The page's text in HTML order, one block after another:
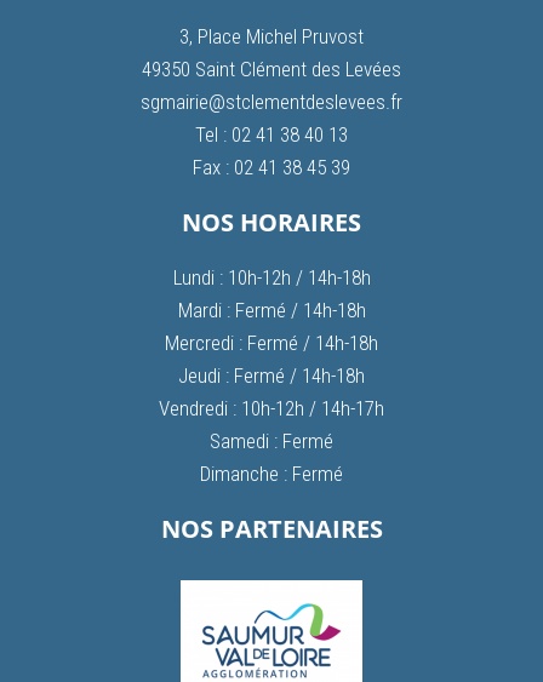
3, Place Michel Pruvost
49350 Saint Clément des Levées
sgmairie@stclementdeslevees.fr
Tel : 02 41 38 40 13
Fax : 02 41 38 45 39
NOS HORAIRES
Lundi : 10h-12h / 14h-18h
Mardi : Fermé / 14h-18h
Mercredi : Fermé / 14h-18h
Jeudi : Fermé / 14h-18h
Vendredi : 10h-12h / 14h-17h
Samedi : Fermé
Dimanche : Fermé
NOS PARTENAIRES